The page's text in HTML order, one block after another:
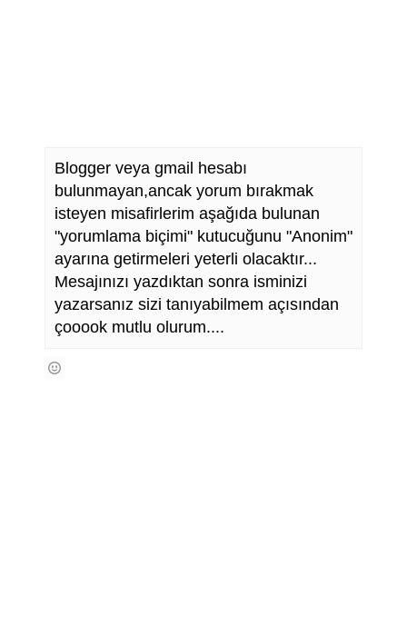
Blogger veya gmail hesabı
bulunmayan,ancak yorum bırakmak
isteyen misafirlerim aşağıda bulunan
"yorumlama biçimi" kutucuğunu "Anonim"
ayarına getirmeleri yeterli olacaktır...
Mesajınızı yazdıktan sonra isminizi
yazarsanız sizi tanıyabilmem açısından
çooook mutlu olurum....